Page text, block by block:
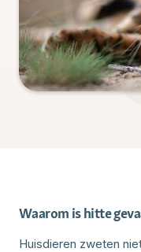
Waarom is hitte
Huisdieren zweten